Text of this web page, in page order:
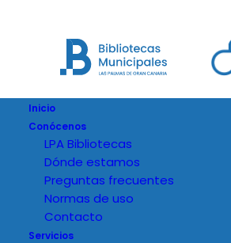
Inicio
Conócenos
LPA Bibliotecas
Dónde estamos
Preguntas frecuentes
Normas de uso
Contacto
Servicios